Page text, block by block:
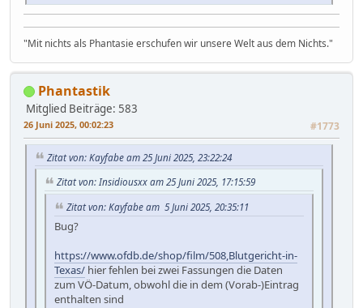
"Mit nichts als Phantasie erschufen wir unsere Welt aus dem Nichts."
Phantastik
Mitglied Beiträge: 583
26 Juni 2025, 00:02:23 #1773
Zitat von: Kayfabe am 25 Juni 2025, 23:22:24
Zitat von: Insidiousxx am 25 Juni 2025, 17:15:59
Zitat von: Kayfabe am 5 Juni 2025, 20:35:11
Bug?
https://www.ofdb.de/shop/film/508,Blutgericht-in-
Texas/ hier fehlen bei zwei Fassungen die Daten
zum VÖ-Datum, obwohl die in dem (Vorab-)Eintrag
enthalten sind